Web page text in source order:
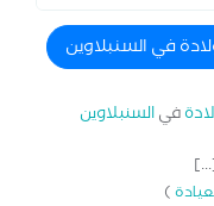
في السنبلاوين
فيالسنبلاوين
)